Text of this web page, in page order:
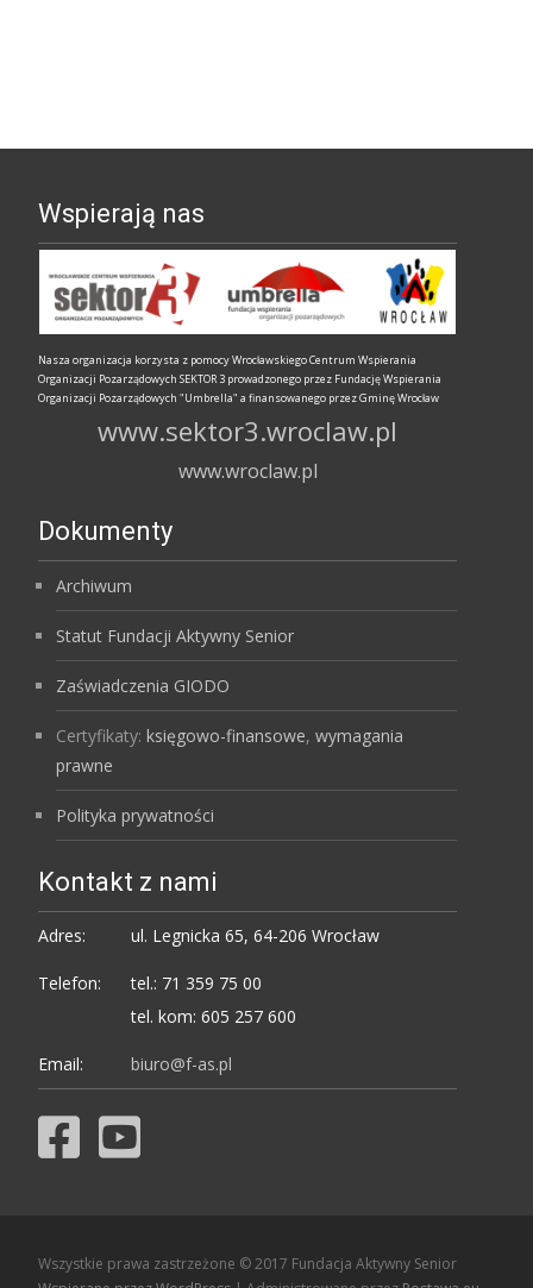
Wspierają nas
Nasza organizacja korzysta z pomocy Wrocławskiego Centrum Wspierania
Organizacji Pozarządowych SEKTOR 3 prowadzonego przez Fundację Wspierania
Organizacji Pozarządowych "Umbrella" a finansowanego przez Gminę Wrocław
www.sektor3.wroclaw.pl
www.wroclaw.pl
Dokumenty
Archiwum
Statut Fundacji Aktywny Senior
Zaświadczenia GIODO
Certyfikaty: księgowo-finansowe, wymagania
prawne
Polityka prywatności
Kontakt z nami
Adres: ul. Legnicka 65, 64-206 Wrocław
Telefon:
tel.: 71 359 75 00
tel. kom: 605 257 600
Email: biuro@f-as.pl
Wszystkie prawa zastrzeżone © 2017 Fundacja Aktywny Senior